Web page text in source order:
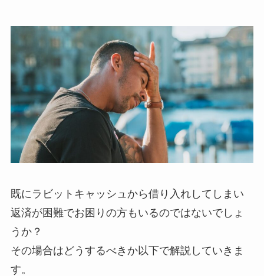
既にラビットキャッシュから借り入れしてしまい
返済が困難でお困りの方もいるのではないでしょ
うか？
その場合はどうするべきか以下で解説していきま
す。